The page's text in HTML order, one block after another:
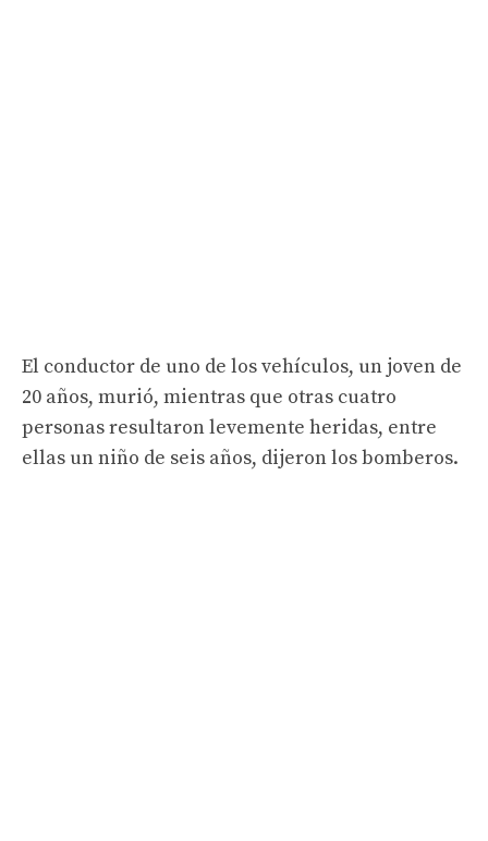
El conductor de uno de los vehículos, un joven de
20 años, murió, mientras que otras cuatro
personas resultaron levemente heridas, entre
ellas un niño de seis años, dijeron los bomberos.